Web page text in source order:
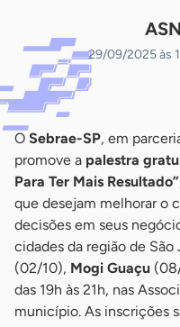
29/09/2025 às
O Sebrae-SP, em
promove a palestra
Para Ter Mais Resultado”
que desejam melhorar o
decisões em seus
cidades da região de São
(02/10), Mogi Guaçu
das 19h às 21h, nas
município. As inscrições